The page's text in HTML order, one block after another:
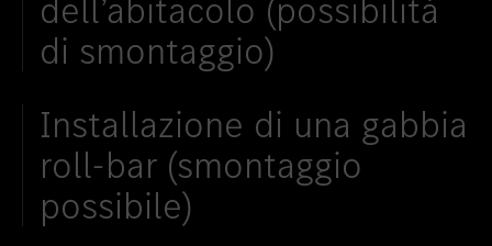
dell’abitacolo (possibilità
di smontaggio)
Installazione di una gabbia
roll-bar (smontaggio
possibile)